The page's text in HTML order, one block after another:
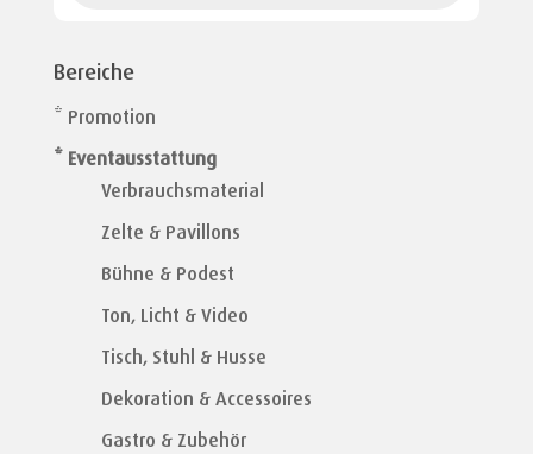
Bereiche
* Promotion
* Eventausstattung
Verbrauchsmaterial
Zelte & Pavillons
Bühne & Podest
Ton, Licht & Video
Tisch, Stuhl & Husse
Dekoration & Accessoires
Gastro & Zubehör